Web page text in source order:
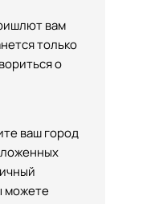
вам
только
о
ваш город
можете